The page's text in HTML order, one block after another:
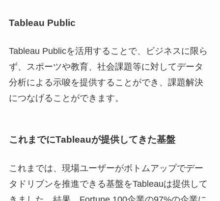
Tableau Public
Tableau Publicを活用することで、ビジネスに限ら
ず、スポーツや教育、社会課題等に対してデータ
分析による示唆を提供することができ、課題解決
につなげることができます。
これまでにTableauが提供してきた基盤
これまでは、現場ユーザーがボトムアップでデー
タドリブンを推進できる基盤をTableauは提供して